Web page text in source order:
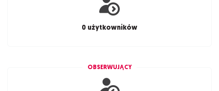
0 użytkowników
OBSERWUJĄCY